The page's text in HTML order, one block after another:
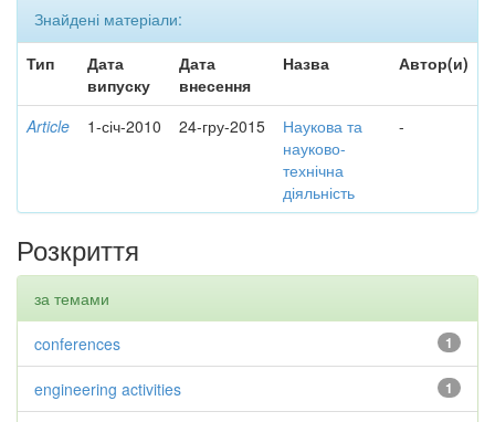
Знайдені матеріали:
Тип
Дата
випуску
Дата
внесення
Назва Автор(и)
Article 1-січ-2010 24-гру-2015
Наукова та
науково-
технічна
діяльність
-
Розкриття
за темами
1
conferences
1
engineering activities